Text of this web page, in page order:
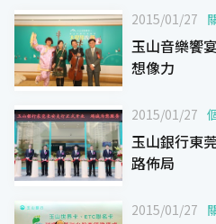
2015/01/27
玉山音樂饗宴～
想像力
2015/01/27
玉山銀行東莞長
路佈局
2015/01/27